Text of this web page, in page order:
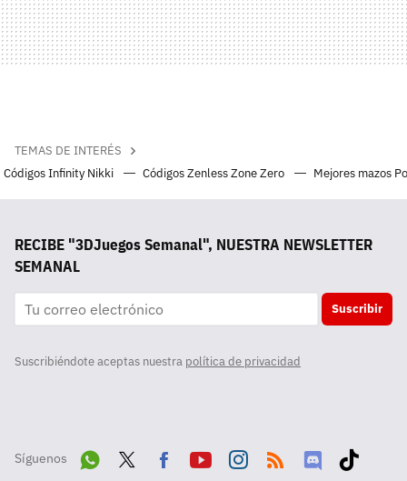
TEMAS DE INTERÉS
Códigos Infinity Nikki
Códigos Zenless Zone Zero Mejores mazos
RECIBE "3DJuegos Semanal", NUESTRA NEWSLETTER
SEMANAL
Suscribir
Suscribiéndote aceptas nuestra política de privacidad
Síguenos